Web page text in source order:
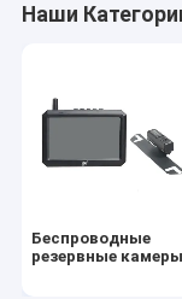
Камера
Детская
Наши
Беспроводные
резервные камеры